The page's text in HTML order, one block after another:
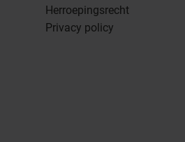
Herroepingsrecht
Privacy policy